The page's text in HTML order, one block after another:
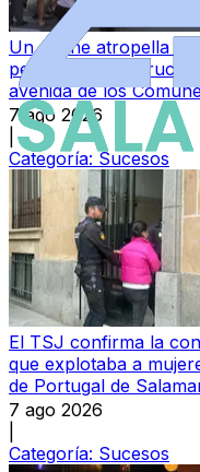
Un coche atropella a
peatones en el cruce
avenida de los
7 ago 2026
Categoría:Sucesos
El TSJ confirma la
que explotaba a
de Portugal de
7 ago 2026
Categoría: Sucesos